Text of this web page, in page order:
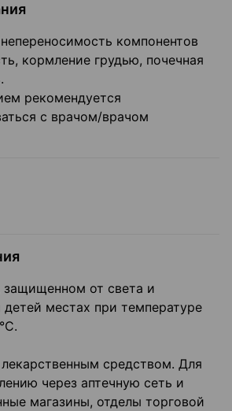
компонентов
кормление грудью, почечная
рекомендуется
с врачом/врачом
защищенном от света и
местах при температуре
средством. Для
через аптечную сеть и
магазины, отделы торговой